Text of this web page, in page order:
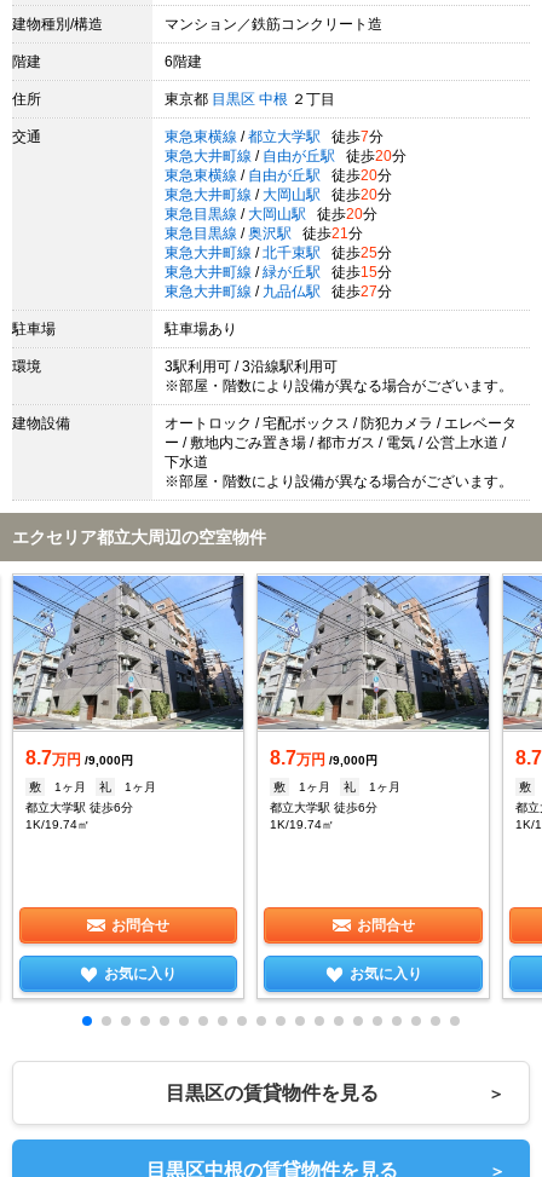
建物種別/構造 マンション／鉄筋コンクリート造
階建 6階建
住所 東京都 目黒区 中根 ２丁目
交通 東急東横線 / 都立大学駅 徒歩7分
東急大井町線 / 自由が丘駅 徒歩20分
東急東横線 / 自由が丘駅 徒歩20分
東急大井町線 / 大岡山駅 徒歩20分
東急目黒線 / 大岡山駅 徒歩20分
東急目黒線 / 奥沢駅 徒歩21 分
東急大井町線 / 北千束駅 徒歩25分
東急大井町線 / 緑が丘駅 徒歩15分
東急大井町線 / 九品仏駅 徒歩27分
駐車場 駐車場あり
環境
3駅利用可 / 3沿線駅利用可
※部屋・階数により設備が異なる場合がございます。
建物設備
オートロック / 宅配ボックス / 防犯カメラ / エレベータ
ー / 敷地内ごみ置き場 / 都市ガス / 電気 / 公営上水道 /
下水道
※部屋・階数により設備が異なる場合がございます。
エクセリア都立大周辺の空室物件
8.7万円 /9,000円
敷
1ヶ月 礼
1ヶ月
都立大学駅 徒歩6分
1K/19.74㎡
お問合せ
お気に入り
8.7万円 /9,000円
敷
1ヶ月 礼
1ヶ月
都立大学駅 徒歩6分
1K/19.74㎡
お問合せ
お気に入り
8.7
敷
都立
1K/
目黒区の賃貸物件を見る ＞
目黒区中根の賃貸物件を見る ＞